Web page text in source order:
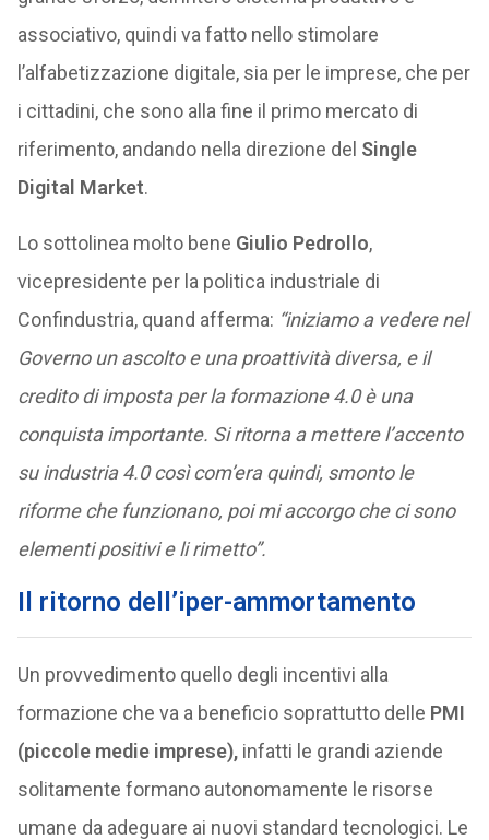
associativo, quindi va fatto nello stimolare
l’alfabetizzazione digitale, sia per le imprese, che per
i cittadini, che sono alla fine il primo mercato di
riferimento, andando nella direzione del Single
Digital Market.
Lo sottolinea molto bene Giulio Pedrollo,
vicepresidente per la politica industriale di
Confindustria, quand afferma: “iniziamo a vedere nel
Governo un ascolto e una proattività diversa, e il
credito di imposta per la formazione 4.0 è una
conquista importante. Si ritorna a mettere l’accento
su industria 4.0 così com’era quindi, smonto le
riforme che funzionano, poi mi accorgo che ci sono
elementi positivi e li rimetto”.
Il ritorno dell’iper-ammortamento
Un provvedimento quello degli incentivi alla
formazione che va a beneficio soprattutto delle PMI
(piccole medie imprese),infatti le grandi aziende
solitamente formano autonomamente le risorse
umane da adeguare ai nuovi standard tecnologici. Le